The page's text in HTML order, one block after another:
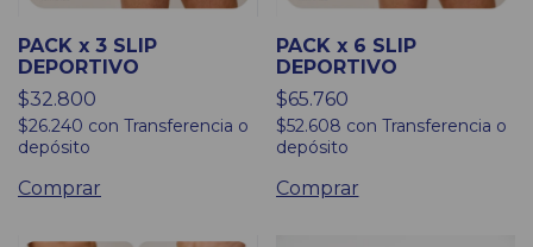
PACK x 3 SLIP
DEPORTIVO
$32.800
$26.240 con Transferencia o
depósito
Comprar
PACK x 6 SLIP
DEPORTIVO
$65.760
$52.608 con Transferencia o
depósito
Comprar